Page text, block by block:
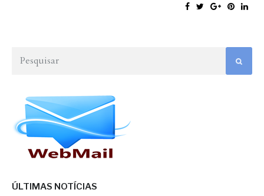
ÚLTIMAS NOTÍCIAS